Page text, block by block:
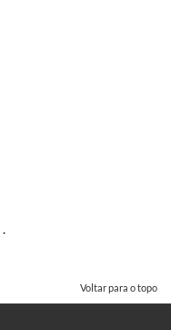
.
Voltar para o topo